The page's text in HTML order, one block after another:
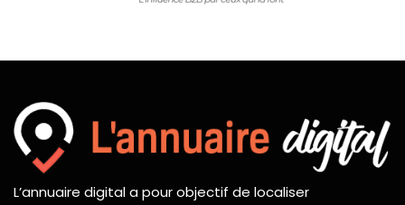
L’annuaire digital a pour objectif de localiser